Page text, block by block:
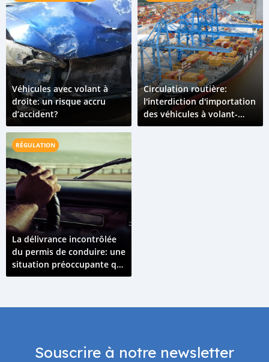
Véhicules avec volant à
droite: un risque accru
d’accident?
Circulation routière:
l'interdiction d'importation
des véhicules à volant-
droite sera effective à
RÉGULATION
La délivrance incontrôlée
du permis de conduire: une
situation préoccupante qui
tend à s’amplifier
Souscrire à notre newsletter